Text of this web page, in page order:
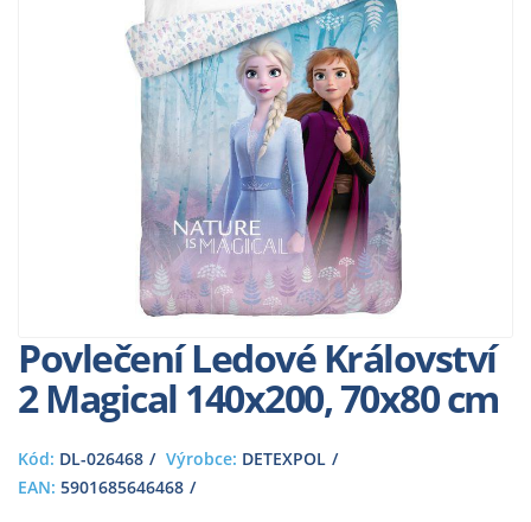
Povlečení Ledové Království
2 Magical 140x200, 70x80 cm
Kód: DL-026468 Výrobce: DETEXPOL
EAN: 5901685646468